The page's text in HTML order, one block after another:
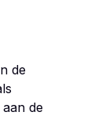
de
aan de